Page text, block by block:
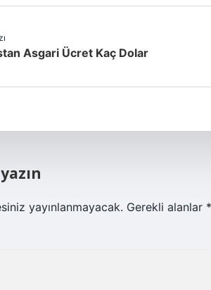
Asgari Ücret Kaç Dolar
yayınlanmayacak. Gerekli alanlar *